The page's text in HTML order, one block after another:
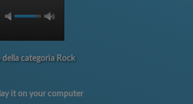
della categoria Rock
it on your computer